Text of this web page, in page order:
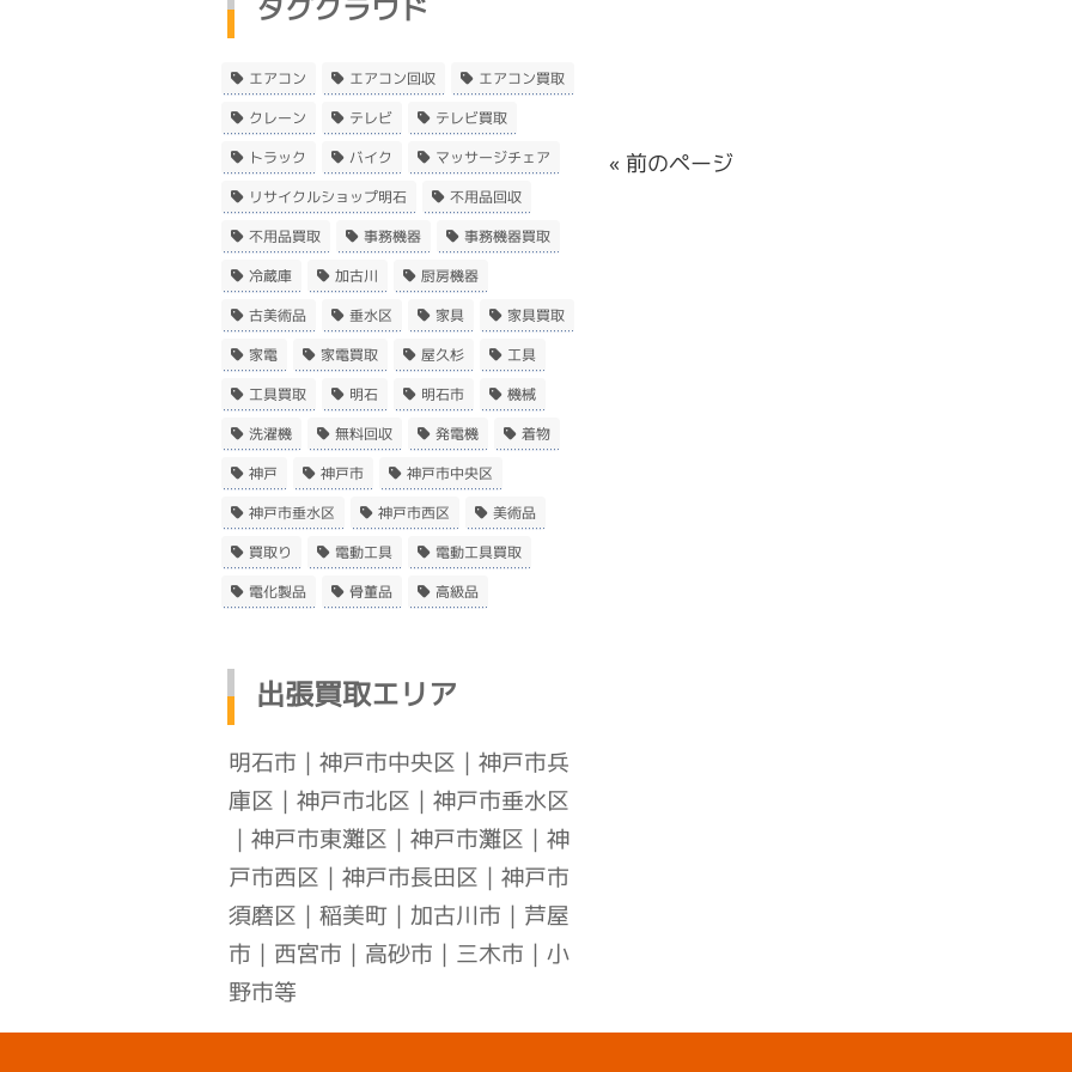
« 前のページ
タグクラウド
エアコン エアコン回収 エアコン買取
クレーン テレビ テレビ買取
トラック バイク マッサージチェア
リサイクルショップ明石 不用品回収
不用品買取 事務機器 事務機器買取
冷蔵庫 加古川 厨房機器
古美術品 垂水区 家具 家具買取
家電 家電買取 屋久杉 工具
工具買取 明石 明石市 機械
洗濯機 無料回収 発電機 着物
神戸 神戸市 神戸市中央区
神戸市垂水区 神戸市西区 美術品
買取り 電動工具 電動工具買取
電化製品 骨董品 高級品
出張買取エリア
明石市 神戸市中央区
神戸市兵
庫区
神戸市北区
神戸市垂水区
神戸市東灘区 神戸市灘区
神
戸市西区
神戸市長田区
神戸市
須磨区 ｜稲美町｜加古川市｜芦屋
市｜西宮市｜高砂市｜三木市｜小
野市等